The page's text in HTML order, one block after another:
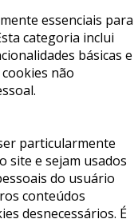
essenciais para
categoria inclui
básicas e
não
particularmente
e sejam usados
do usuário
conteúdos
desnecessários. É